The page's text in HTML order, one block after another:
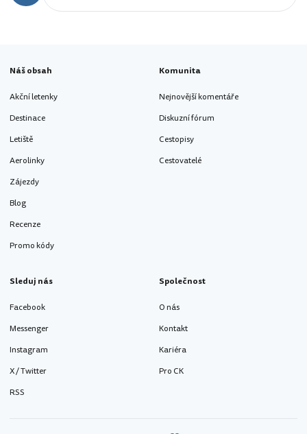
Náš obsah
Akční letenky
Destinace
Letiště
Aerolinky
Zájezdy
Blog
Recenze
Promo kódy
Komunita
Nejnovější komentáře
Diskuzní fórum
Cestopisy
Cestovatelé
Sleduj nás
Facebook
Messenger
Instagram
X / Twitter
RSS
Společnost
O nás
Kontakt
Kariéra
Pro CK